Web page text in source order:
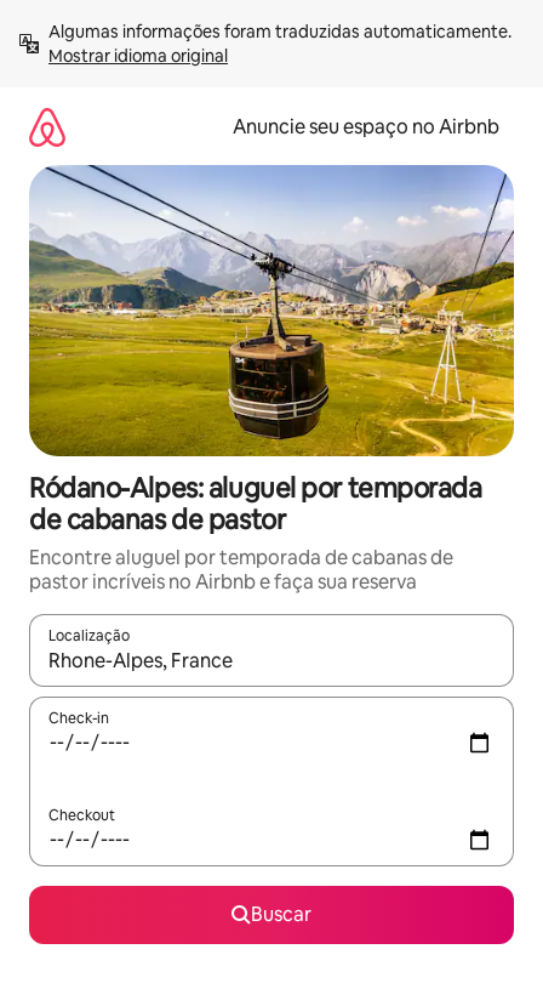
para
Mostrar idioma original
Anuncie seu espaço no Airbnb
Ródano-Alpes: aluguel por temporada
de cabanas de pastor
Encontre aluguel por temporada de cabanas de
pastor incríveis no Airbnb e faça sua reserva
Localização
Quando os resultados estiverem disponíveis, explore-os
Check-in
Checkout
Buscar